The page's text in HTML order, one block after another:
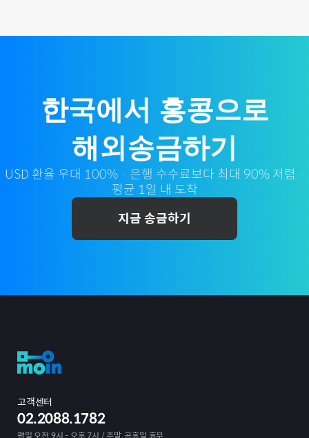
한국에서 홍콩으로
해외송금하기
USD 환율 우대 100% · 은행 수수료보다 최대 90% 저렴 ·
평균 1일 내 도착
지금 송금하기
고객센터
02.2088.1782
평일 오전 9시 - 오후 7시 / 주말, 공휴일 휴무